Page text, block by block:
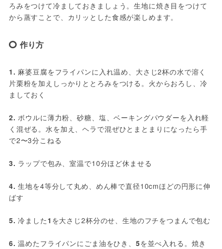
ろみをつけて冷ましておきましょう。生地に焼き目をつけて
から蒸すことで、カリッとした食感が楽しめます。
作り方
1. 麻婆豆腐をフライパンに入れ温め、大さじ2杯の水で溶く
片栗粉を加えしっかりととろみをつける。火からおろし、冷
ましておく
2. ボウルに薄力粉、砂糖、塩、ベーキングパウダーを入れ軽
く混ぜる。水を加え、ヘラで混ぜひとまとまりになったら手
で2〜3分こねる
3. ラップで包み、室温で10分ほど休ませる
4. 生地を4等分して丸め、めん棒で直径10cmほどの円形に伸
ばす
5. 冷ました 1 を大さじ2杯分のせ、生地のフチをつまんで包む
6. 温めたフライパンにごま油をひき、 5を並べ入れる。焼き